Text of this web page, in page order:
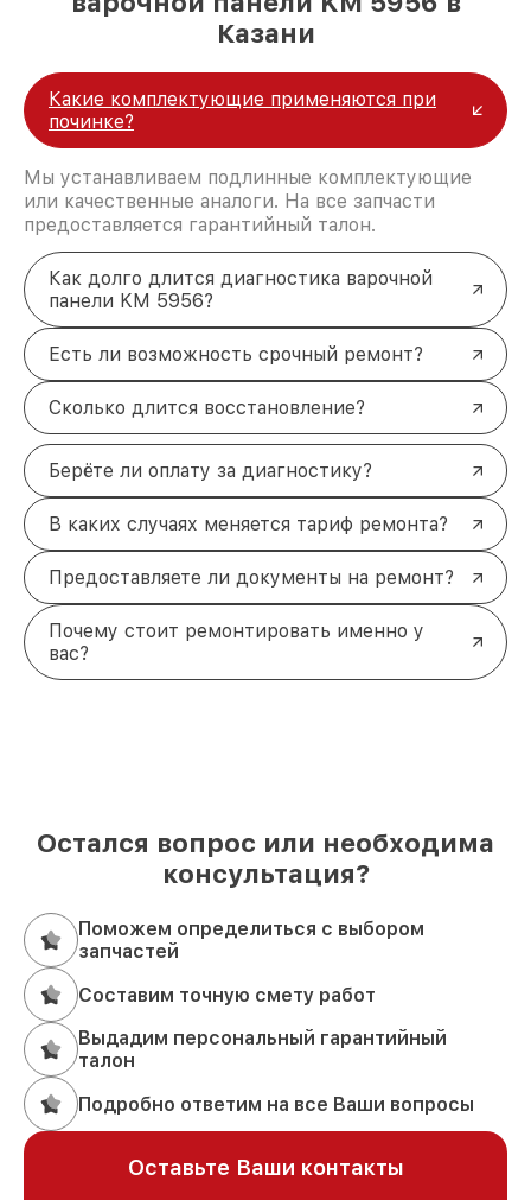
Казани
Какие комплектующие применяются при
починке?
Мы устанавливаем подлинные комплектующие
или качественные аналоги. На все запчасти
предоставляется гарантийный талон.
Как долго длится диагностика варочной
панели KM 5956?
Есть ли возможность срочный ремонт?
Сколько длится восстановление?
Берёте ли оплату за диагностику?
В каких случаях меняется тариф ремонта?
Предоставляете ли документы на ремонт?
Почему стоит ремонтировать именно у
вас?
Остался вопрос или необходима
консультация?
Поможем определиться с выбором
запчастей
Составим точную смету работ
Выдадим персональный гарантийный
талон
Подробно ответим на все Ваши вопросы
Оставьте Ваши контакты